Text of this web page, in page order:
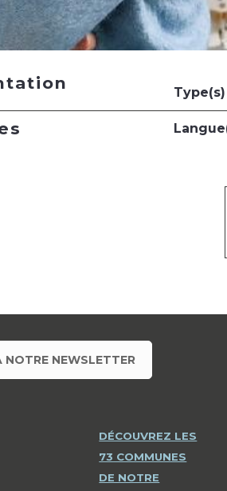
NEWSLETTER
DÉCOUVREZ LES
73 COMMUNES
DE NOTRE